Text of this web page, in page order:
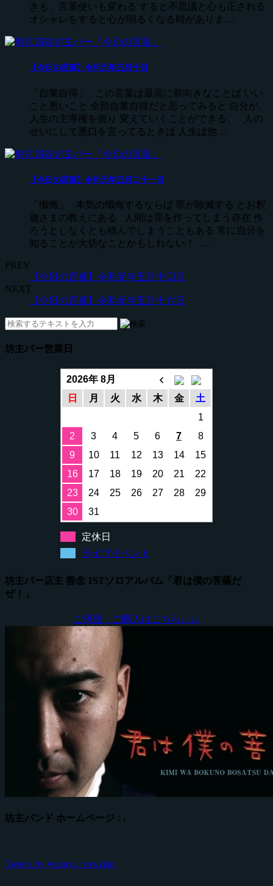
きも、言葉使いも変わる すると不思議と心も正される
オシャレをすると心が明るくなる時がありま ...
【今日の言葉】令和元年五月十日
「自業自得」 この言葉は最高に前向きなことば いい
こと悪いこと 全部自業自得だと思ってみると 自分が、
人生の主導権を握り 変えていくことができる。 人の
せいにして悪口を言ってるときは 人生は他 ...
【今日の言葉】令和元年五月二十一日
「懺悔」 本気の懺悔するならば 罪が除滅する とお釈
迦さまの教えにある 人間は罪を作ってしまう存在 作
ろうとしなくとも積んでしまうこともある 常に自分を
知ることが大切なことかもしれない！ ...
PREV
【今日の言葉】令和元年五月十四日
NEXT
【今日の言葉】令和元年五月十六日
坊主バー営業日
2026年 8月
日
月 火 水 木 金
土
1
2
3 4 5 6 7
8
9
10 11 12 13 14
15
16
17 18 19 20 21
22
23
24 25 26 27 28
29
30
31
定休日
ライブイベント
坊主バー店主 善念 1STソロアルバム「君は僕の菩薩だ
ぜ！」
ご視聴・ご購入はこちら↓ ↓ ↓ ↓
坊主バンド ホームページ ↓↓
Tweets by yotsuya_vowzbar